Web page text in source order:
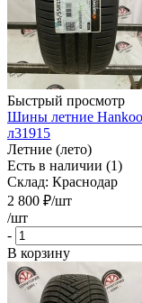
Быстрый просмотр
Шины летние
л31915
Летние (лето)
Есть в наличии (1)
Склад: Краснодар
2 800 ₽/шт
/шт
-
В корзину